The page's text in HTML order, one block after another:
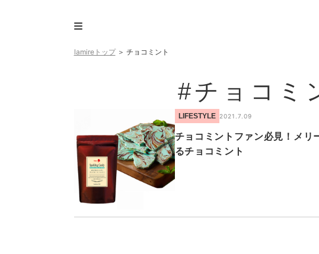
lamireトップ＞ チョコミント
#チョコミ
LIFESTYLE 2021.7.09
チョコミントファン必見！メリ
るチョコミント